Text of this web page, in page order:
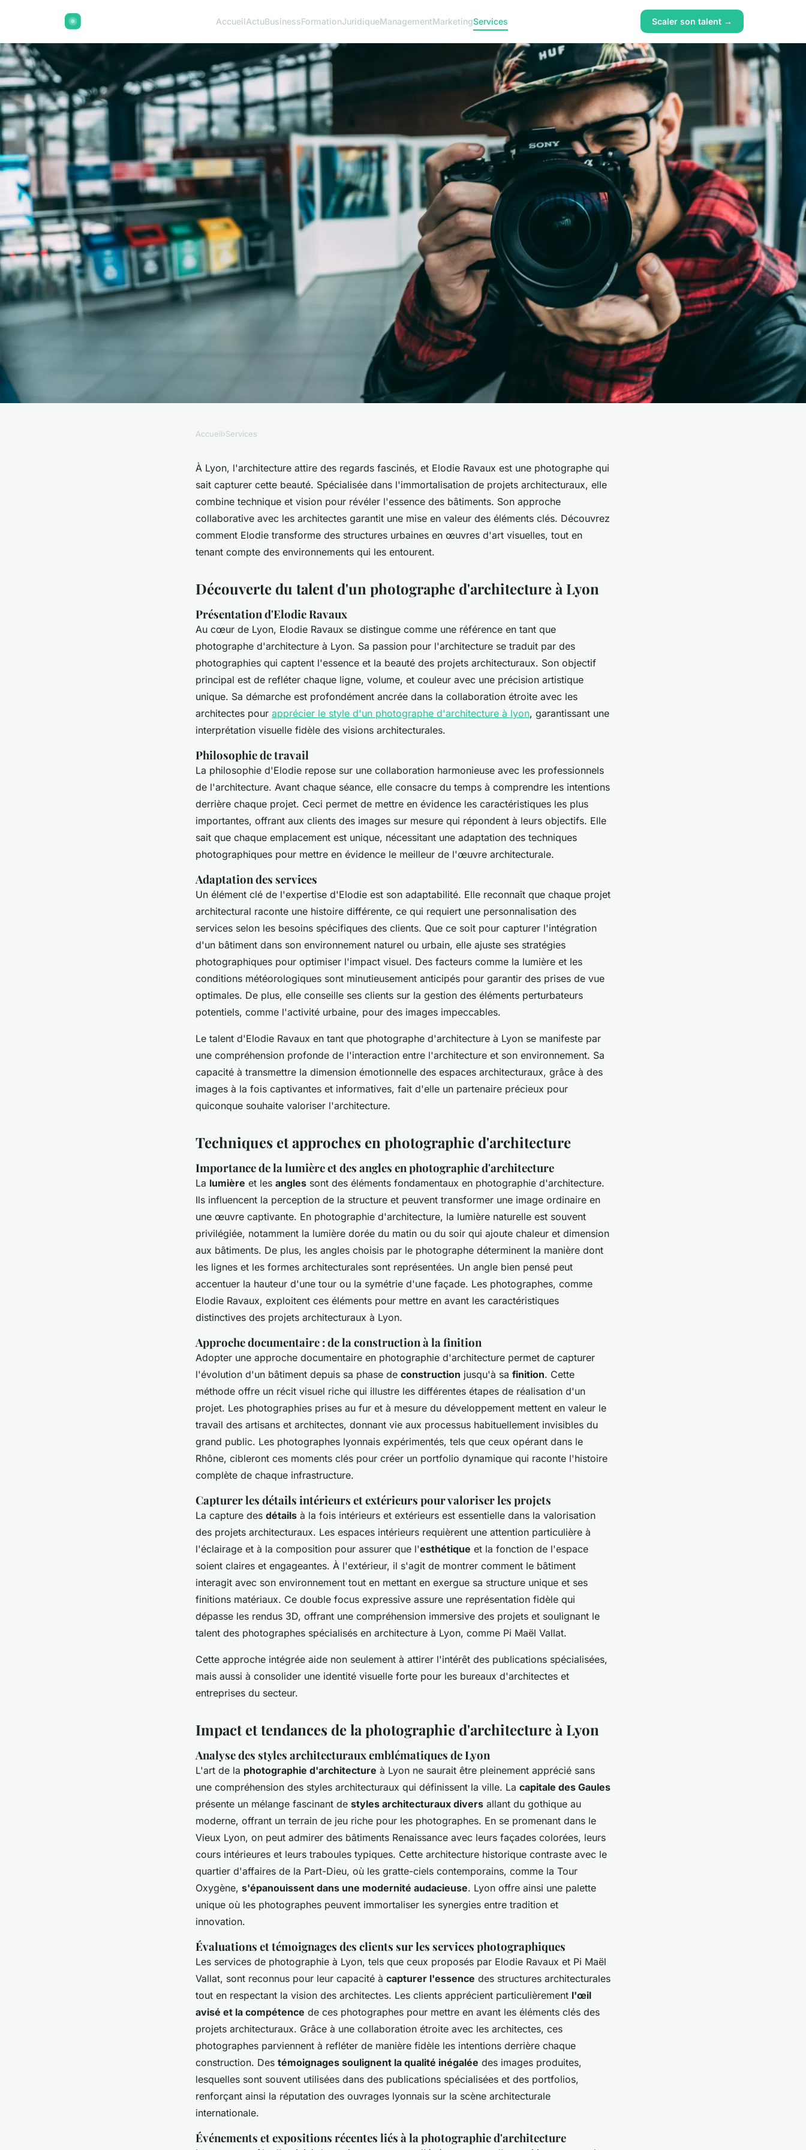
AccueilActuBusinessFormationJuridiqueManagementMarketingServices Scaler son talent →
Découvrez le talent d'un photographe
d'architecture à lyon
8 min de lecture
Accueil›Services
À Lyon, l'architecture attire des regards fascinés, et Elodie Ravaux est une photographe qui
sait capturer cette beauté. Spécialisée dans l'immortalisation de projets architecturaux, elle
combine technique et vision pour révéler l'essence des bâtiments. Son approche
collaborative avec les architectes garantit une mise en valeur des éléments clés. Découvrez
comment Elodie transforme des structures urbaines en œuvres d'art visuelles, tout en
tenant compte des environnements qui les entourent.
Découverte du talent d'un photographe d'architecture à Lyon
Présentation d'Elodie Ravaux
Au cœur de Lyon, Elodie Ravaux se distingue comme une référence en tant que
photographe d'architecture à Lyon. Sa passion pour l'architecture se traduit par des
photographies qui captent l'essence et la beauté des projets architecturaux. Son objectif
principal est de refléter chaque ligne, volume, et couleur avec une précision artistique
unique. Sa démarche est profondément ancrée dans la collaboration étroite avec les
architectes pour apprécier le style d'un photographe d'architecture à lyon, garantissant une
interprétation visuelle fidèle des visions architecturales.
Philosophie de travail
La philosophie d'Elodie repose sur une collaboration harmonieuse avec les professionnels
de l'architecture. Avant chaque séance, elle consacre du temps à comprendre les intentions
derrière chaque projet. Ceci permet de mettre en évidence les caractéristiques les plus
importantes, offrant aux clients des images sur mesure qui répondent à leurs objectifs. Elle
sait que chaque emplacement est unique, nécessitant une adaptation des techniques
photographiques pour mettre en évidence le meilleur de l'œuvre architecturale.
Adaptation des services
Un élément clé de l'expertise d'Elodie est son adaptabilité. Elle reconnaît que chaque projet
architectural raconte une histoire différente, ce qui requiert une personnalisation des
services selon les besoins spécifiques des clients. Que ce soit pour capturer l'intégration
d'un bâtiment dans son environnement naturel ou urbain, elle ajuste ses stratégies
photographiques pour optimiser l'impact visuel. Des facteurs comme la lumière et les
conditions météorologiques sont minutieusement anticipés pour garantir des prises de vue
optimales. De plus, elle conseille ses clients sur la gestion des éléments perturbateurs
potentiels, comme l'activité urbaine, pour des images impeccables.
Le talent d'Elodie Ravaux en tant que photographe d'architecture à Lyon se manifeste par
une compréhension profonde de l'interaction entre l'architecture et son environnement. Sa
capacité à transmettre la dimension émotionnelle des espaces architecturaux, grâce à des
images à la fois captivantes et informatives, fait d'elle un partenaire précieux pour
quiconque souhaite valoriser l'architecture.
Techniques et approches en photographie d'architecture
Importance de la lumière et des angles en photographie d'architecture
La lumière et les angles sont des éléments fondamentaux en photographie d'architecture.
Ils influencent la perception de la structure et peuvent transformer une image ordinaire en
une œuvre captivante. En photographie d'architecture, la lumière naturelle est souvent
privilégiée, notamment la lumière dorée du matin ou du soir qui ajoute chaleur et dimension
aux bâtiments. De plus, les angles choisis par le photographe déterminent la manière dont
les lignes et les formes architecturales sont représentées. Un angle bien pensé peut
accentuer la hauteur d'une tour ou la symétrie d'une façade. Les photographes, comme
Elodie Ravaux, exploitent ces éléments pour mettre en avant les caractéristiques
distinctives des projets architecturaux à Lyon.
Approche documentaire : de la construction à la finition
Adopter une approche documentaire en photographie d'architecture permet de capturer
l'évolution d'un bâtiment depuis sa phase de construction jusqu'à sa finition. Cette
méthode offre un récit visuel riche qui illustre les différentes étapes de réalisation d'un
projet. Les photographies prises au fur et à mesure du développement mettent en valeur le
travail des artisans et architectes, donnant vie aux processus habituellement invisibles du
grand public. Les photographes lyonnais expérimentés, tels que ceux opérant dans le
Rhône, cibleront ces moments clés pour créer un portfolio dynamique qui raconte l'histoire
complète de chaque infrastructure.
Capturer les détails intérieurs et extérieurs pour valoriser les projets
La capture des détails à la fois intérieurs et extérieurs est essentielle dans la valorisation
des projets architecturaux. Les espaces intérieurs requièrent une attention particulière à
l'éclairage et à la composition pour assurer que l'esthétique et la fonction de l'espace
soient claires et engageantes. À l'extérieur, il s'agit de montrer comment le bâtiment
interagit avec son environnement tout en mettant en exergue sa structure unique et ses
finitions matériaux. Ce double focus expressive assure une représentation fidèle qui
dépasse les rendus 3D, offrant une compréhension immersive des projets et soulignant le
talent des photographes spécialisés en architecture à Lyon, comme Pi Maël Vallat.
Cette approche intégrée aide non seulement à attirer l'intérêt des publications spécialisées,
mais aussi à consolider une identité visuelle forte pour les bureaux d'architectes et
entreprises du secteur.
Impact et tendances de la photographie d'architecture à Lyon
Analyse des styles architecturaux emblématiques de Lyon
L'art de la photographie d'architecture à Lyon ne saurait être pleinement apprécié sans
une compréhension des styles architecturaux qui définissent la ville. La capitale des Gaules
présente un mélange fascinant de styles architecturaux divers allant du gothique au
moderne, offrant un terrain de jeu riche pour les photographes. En se promenant dans le
Vieux Lyon, on peut admirer des bâtiments Renaissance avec leurs façades colorées, leurs
cours intérieures et leurs traboules typiques. Cette architecture historique contraste avec le
quartier d'affaires de la Part-Dieu, où les gratte-ciels contemporains, comme la Tour
Oxygène, s'épanouissent dans une modernité audacieuse. Lyon offre ainsi une palette
unique où les photographes peuvent immortaliser les synergies entre tradition et
innovation.
Évaluations et témoignages des clients sur les services photographiques
Les services de photographie à Lyon, tels que ceux proposés par Elodie Ravaux et Pi Maël
Vallat, sont reconnus pour leur capacité à capturer l'essence des structures architecturales
tout en respectant la vision des architectes. Les clients apprécient particulièrement l'œil
avisé et la compétence de ces photographes pour mettre en avant les éléments clés des
projets architecturaux. Grâce à une collaboration étroite avec les architectes, ces
photographes parviennent à refléter de manière fidèle les intentions derrière chaque
construction. Des témoignages soulignent la qualité inégalée des images produites,
lesquelles sont souvent utilisées dans des publications spécialisées et des portfolios,
renforçant ainsi la réputation des ouvrages lyonnais sur la scène architecturale
internationale.
Événements et expositions récentes liés à la photographie d'architecture